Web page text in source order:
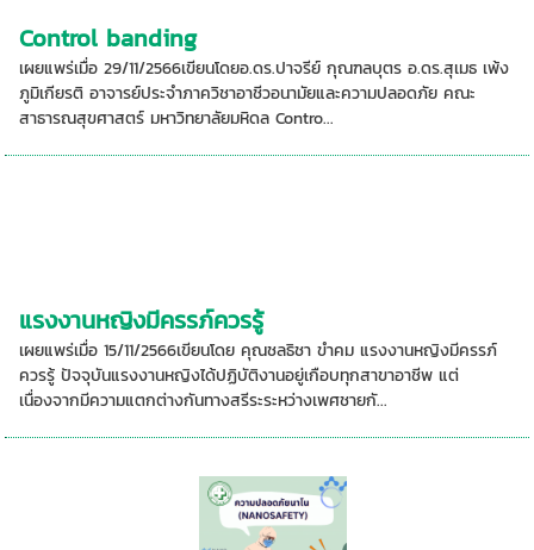
Control banding
เผยแพร่เมื่อ 29/11/2566เขียนโดยอ.ดร.ปาจรีย์ กุณฑลบุตร อ.ดร.สุเมธ เพ้ง
ภูมิเกียรติ อาจารย์ประจำภาควิชาอาชีวอนามัยและความปลอดภัย คณะ
สาธารณสุขศาสตร์ มหาวิทยาลัยมหิดล Contro...
แรงงานหญิงมีครรภ์ควรรู้
เผยแพร่เมื่อ 15/11/2566เขียนโดย คุณชลธิชา ขำคม แรงงานหญิงมีครรภ์
ควรรู้ ปัจจุบันแรงงานหญิงได้ปฏิบัติงานอยู่เกือบทุกสาขาอาชีพ แต่
เนื่องจากมีความแตกต่างกันทางสรีระระหว่างเพศชายกั...